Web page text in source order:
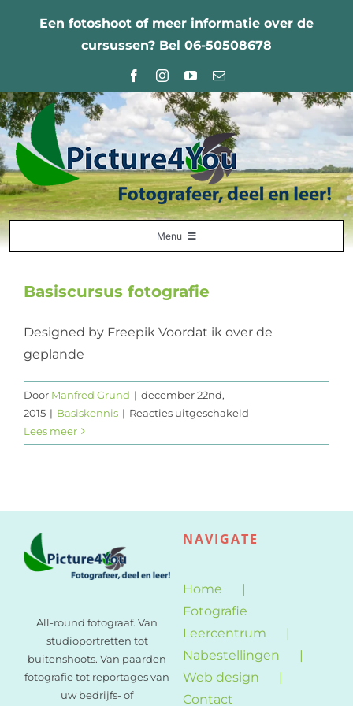
Een fotoshoot of meer informatie over de
cursussen? Bel 06-50508678
Menu
Nabestellingen
Contact
Basiscursus fotografie
Designed by Freepik Voordat ik over de
geplande
Door Manfred Grund | december 22nd,
2015 | Basiskennis | Reacties uitgeschakeld
fotografie
Lees meer
All-round fotograaf. Van
studioportretten tot
buitenshoots. Van paarden
fotografie tot reportages van
uw bedrijfs- of
NAVIGATE
Home
Fotografie
Leercentrum
Nabestellingen
Web design
Contact